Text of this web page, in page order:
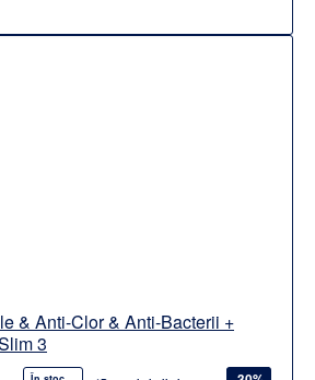
& Anti-Clor & Anti-Bacterii +
3